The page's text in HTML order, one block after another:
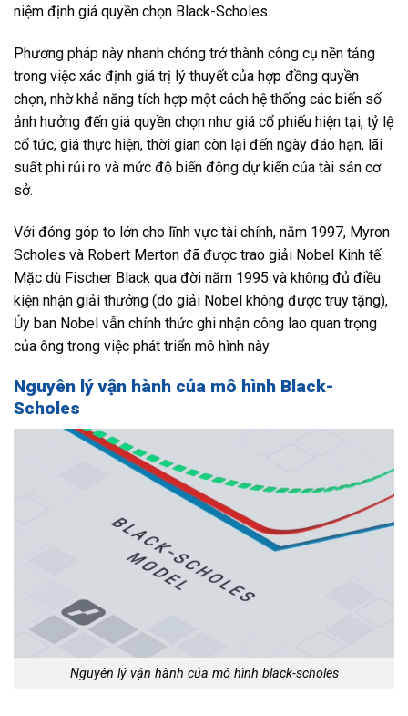
niệm định giá quyền chọn Black-Scholes.
Phương pháp này nhanh chóng trở thành công cụ nền tảng
trong việc xác định giá trị lý thuyết của hợp đồng quyền
chọn, nhờ khả năng tích hợp một cách hệ thống các biến số
ảnh hưởng đến giá quyền chọn như giá cổ phiếu hiện tại, tỷ lệ
cổ tức, giá thực hiện, thời gian còn lại đến ngày đáo hạn, lãi
suất phi rủi ro và mức độ biến động dự kiến của tài sản cơ
sở.
Với đóng góp to lớn cho lĩnh vực tài chính, năm 1997, Myron
Scholes và Robert Merton đã được trao giải Nobel Kinh tế.
Mặc dù Fischer Black qua đời năm 1995 và không đủ điều
kiện nhận giải thưởng (do giải Nobel không được truy tặng),
Ủy ban Nobel vẫn chính thức ghi nhận công lao quan trọng
của ông trong việc phát triển mô hình này.
Nguyên lý vận hành của mô hình Black-
Scholes
Nguyên lý vận hành của mô hình black-scholes